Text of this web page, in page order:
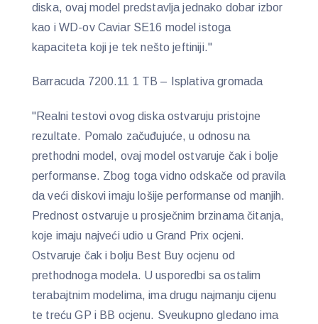
diska, ovaj model predstavlja jednako dobar izbor
kao i WD-ov Caviar SE16 model istoga
kapaciteta koji je tek nešto jeftiniji."
Barracuda 7200.11 1 TB – Isplativa gromada
"Realni testovi ovog diska ostvaruju pristojne
rezultate. Pomalo začuđujuće, u odnosu na
prethodni model, ovaj model ostvaruje čak i bolje
performanse. Zbog toga vidno odskače od pravila
da veći diskovi imaju lošije performanse od manjih.
Prednost ostvaruje u prosječnim brzinama čitanja,
koje imaju najveći udio u Grand Prix ocjeni.
Ostvaruje čak i bolju Best Buy ocjenu od
prethodnoga modela. U usporedbi sa ostalim
terabajtnim modelima, ima drugu najmanju cijenu
te treću GP i BB ocjenu. Sveukupno gledano ima